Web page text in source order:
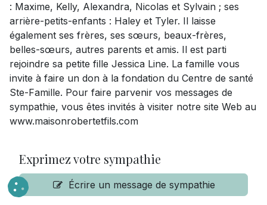
: Maxime, Kelly, Alexandra, Nicolas et Sylvain ; ses
arrière-petits-enfants : Haley et Tyler. Il laisse
également ses frères, ses sœurs, beaux-frères,
belles-sœurs, autres parents et amis. Il est parti
rejoindre sa petite fille Jessica Line. La famille vous
invite à faire un don à la fondation du Centre de santé
Ste-Famille. Pour faire parvenir vos messages de
sympathie, vous êtes invités à visiter notre site Web au
www.maisonrobertetfils.com
Exprimez votre sympathie
Écrire un message de sympathie